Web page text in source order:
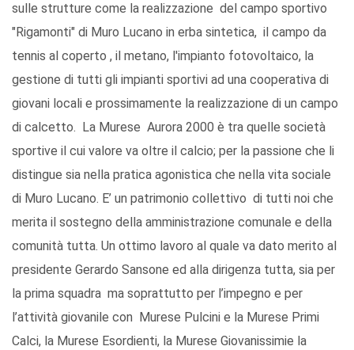
sulle strutture come la realizzazione del campo sportivo
"Rigamonti" di Muro Lucano in erba sintetica, il campo da
tennis al coperto , il metano, l'impianto fotovoltaico, la
gestione di tutti gli impianti sportivi ad una cooperativa di
giovani locali e prossimamente la realizzazione di un campo
di calcetto. La Murese Aurora 2000 è tra quelle società
sportive il cui valore va oltre il calcio; per la passione che li
distingue sia nella pratica agonistica che nella vita sociale
di Muro Lucano. E’ un patrimonio collettivo di tutti noi che
merita il sostegno della amministrazione comunale e della
comunità tutta. Un ottimo lavoro al quale va dato merito al
presidente Gerardo Sansone ed alla dirigenza tutta, sia per
la prima squadra ma soprattutto per l’impegno e per
l’attività giovanile con Murese Pulcini e la Murese Primi
Calci, la Murese Esordienti, la Murese Giovanissimie la